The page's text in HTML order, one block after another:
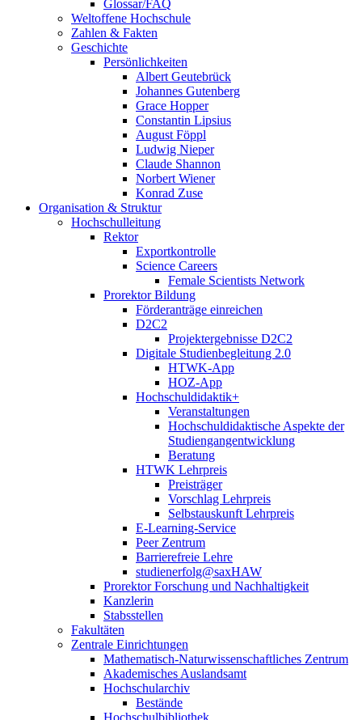
Glossar/FAQ
Weltoffene Hochschule
Zahlen & Fakten
Geschichte
Persönlichkeiten
Albert Geutebrück
Johannes Gutenberg
Grace Hopper
Constantin Lipsius
August Föppl
Ludwig Nieper
Claude Shannon
Norbert Wiener
Konrad Zuse
Organisation & Struktur
Hochschulleitung
Rektor
Exportkontrolle
Science Careers
Female Scientists Network
Prorektor Bildung
Förderanträge einreichen
D2C2
Projektergebnisse D2C2
Digitale Studienbegleitung 2.0
HTWK-App
HOZ-App
Hochschuldidaktik+
Veranstaltungen
Hochschuldidaktische Aspekte der
Studiengangentwicklung
Beratung
HTWK Lehrpreis
Preisträger
Vorschlag Lehrpreis
Selbstauskunft Lehrpreis
E-Learning-Service
Peer Zentrum
Barrierefreie Lehre
studienerfolg@saxHAW
Prorektor Forschung und Nachhaltigkeit
Kanzlerin
Stabsstellen
Fakultäten
Zentrale Einrichtungen
Mathematisch-Naturwissenschaftliches Zentrum
Akademisches Auslandsamt
Hochschularchiv
Bestände
Hochschulbibliothek